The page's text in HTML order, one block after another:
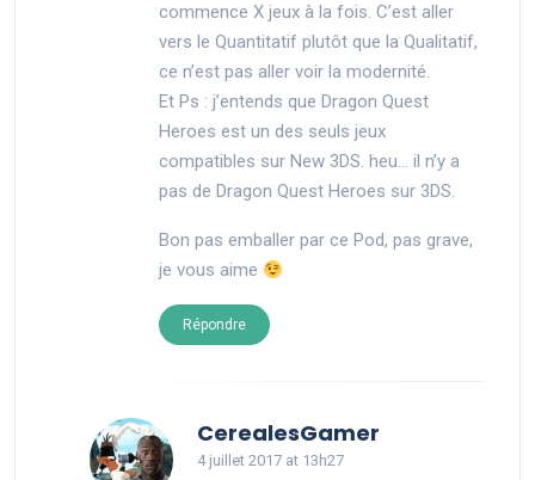
commence X jeux à la fois. C’est aller
vers le Quantitatif plutôt que la Qualitatif,
ce n’est pas aller voir la modernité.
Et Ps : j’entends que Dragon Quest
Heroes est un des seuls jeux
compatibles sur New 3DS. heu… il n’y a
pas de Dragon Quest Heroes sur 3DS.
Bon pas emballer par ce Pod, pas grave,
je vous aime
Répondre
CerealesGamer
4 juillet 2017 at 13h27